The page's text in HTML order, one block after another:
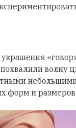
волну
форм и